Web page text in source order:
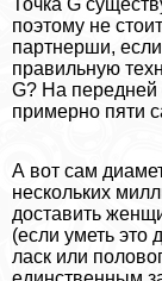
Точка G
поэтому не
партнерши,
правильную
G? На передней
примерно пяти
А вот сам
нескольких
доставить
(если уметь это
ласк или